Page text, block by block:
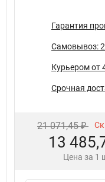
Гарантия
Самовывоз:
Курьером от
Срочная
21 071,45 ₽
13
Цена за 1